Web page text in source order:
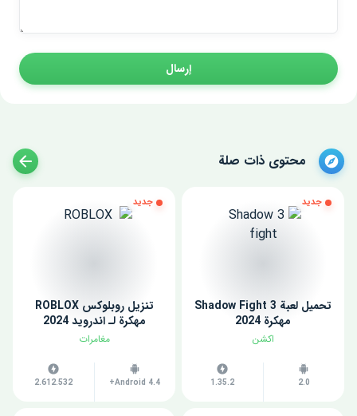
إرسال
محتوى ذات صلة
جديد
تحميل لعبة Shadow Fight 3
مهكرة 2024
اكشن
2.0
1.35.2
جديد
تنزيل روبلوكس ROBLOX
مهكرة لـ اندرويد 2024
مغامرات
Android 4.4+
2.612.532